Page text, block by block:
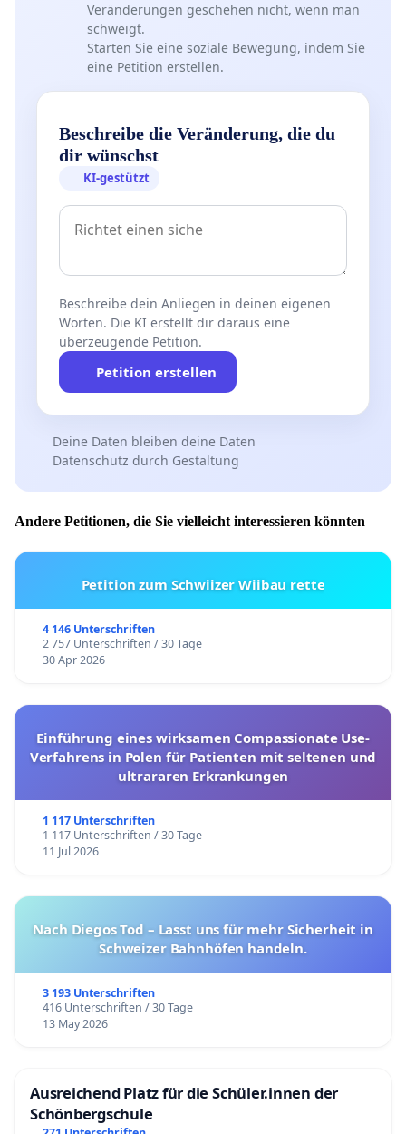
Veränderungen geschehen nicht, wenn man
schweigt.
Starten Sie eine soziale Bewegung, indem Sie
eine Petition erstellen.
Beschreibe die Veränderung, die du
dir wünschst
KI-gestützt
Beschreibe dein Anliegen in deinen eigenen
Worten. Die KI erstellt dir daraus eine
überzeugende Petition.
Petition erstellen
Deine Daten bleiben deine Daten
Datenschutz durch Gestaltung
Andere Petitionen, die Sie vielleicht interessieren könnten
Petition zum Schwiizer Wiibau rette
4 146 Unterschriften
2 757 Unterschriften / 30 Tage
30 Apr 2026
Einführung eines wirksamen Compassionate Use-
Verfahrens in Polen für Patienten mit seltenen und
ultrararen Erkrankungen
1 117 Unterschriften
1 117 Unterschriften / 30 Tage
11 Jul 2026
Nach Diegos Tod – Lasst uns für mehr Sicherheit in
Schweizer Bahnhöfen handeln.
3 193 Unterschriften
416 Unterschriften / 30 Tage
13 May 2026
Ausreichend Platz für die Schüler.innen der
Schönbergschule